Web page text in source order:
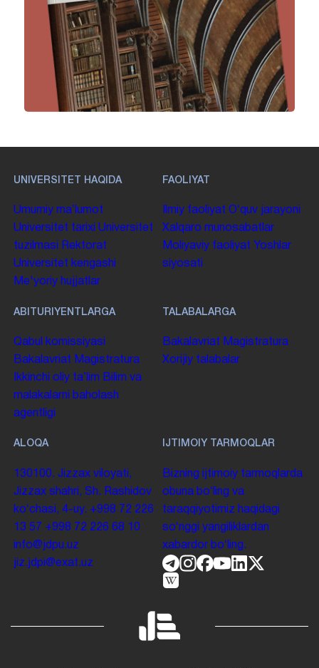
UNIVERSITET HAQIDA
Umumiy maʼlumot
Universitet tarixi Universitet
tuzilmasi
Rektorat
Universitet kengashi
Me'yoriy hujjatlar
FAOLIYAT
Ilmiy faoliyat Oʻquv jarayoni
Xalqaro munosabatlar
Moliyaviy faoliyat Yoshlar
siyosati
ABITURIYENTLARGA
Qabul komissiyasi
Bakalavriat Magistratura
Ikkinchi oliy taʼlim Bilim va
malakalarni baholash
agentligi
TALABALARGA
Bakalavriat Magistratura
Xorijiy talabalar
ALOQA
130100. Jizzax viloyati,
Jizzax shahri, Sh. Rashidov
koʻchasi, 4-uy. +998 72 226
13 57 +998 72 226 68 10
info@jdpu.uz
jiz.jdpi@exat.uz
IJTIMOIY TARMOQLAR
Bizning ijtimoiy tarmoqlarda
obuna boʻling va
taraqqiyotimiz haqidagi
soʻnggi yangiliklardan
xabardor boʻling.